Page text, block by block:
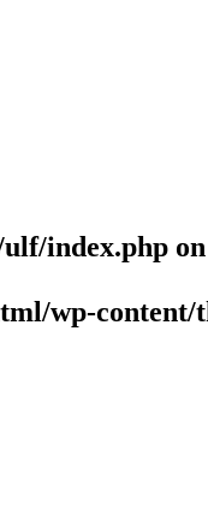
index.php
wp-content/